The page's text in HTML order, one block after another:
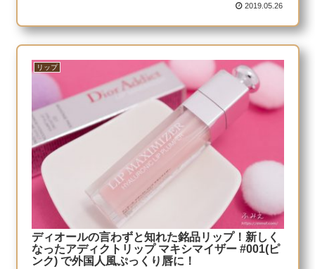
2019.05.26
リップ
ディオールの言わずと知れた銘品リップ！新しく
なったアディクトリップ マキシマイザー #001(ピ
ンク) で外国人風ぷっくり唇に！